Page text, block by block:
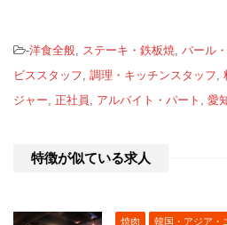
-洋食全般 ステーキ・鉄板焼 バール
ビススタッフ 調理・キッチンスタッフ
ジャー 正社員 アルバイト・パート 愛
特徴が似ている求人
焼肉 韓国・アジア・